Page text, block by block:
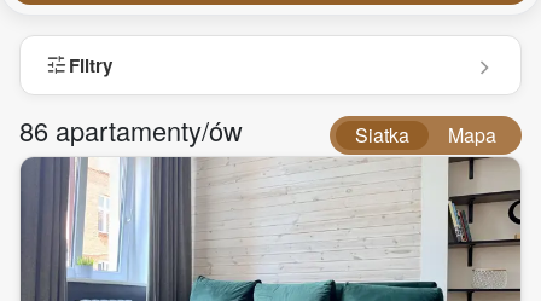
tuneFiltry
86 apartamenty/ów Siatka Mapa